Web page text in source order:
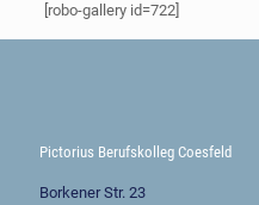
[robo-gallery id=722]
Pictorius Berufskolleg Coesfeld
Borkener Str. 23